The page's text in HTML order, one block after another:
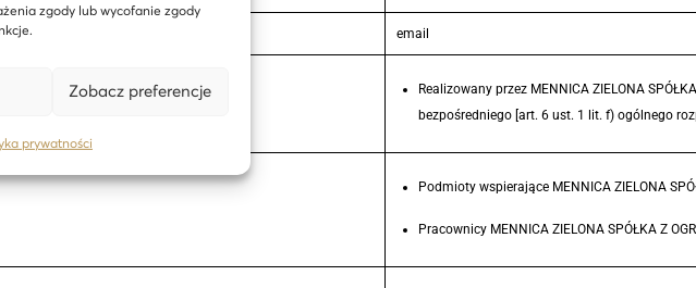
zgody lub wycofanie zgody
Zobacz preferencje
prywatności
email
Realizowany przez MENNICA ZIELONA
bezpośredniego [art. 6 ust. 1 lit. f) ogólnego
Podmioty wspierające MENNICA ZIELONA
Pracownicy MENNICA ZIELONA SPÓŁKA Z